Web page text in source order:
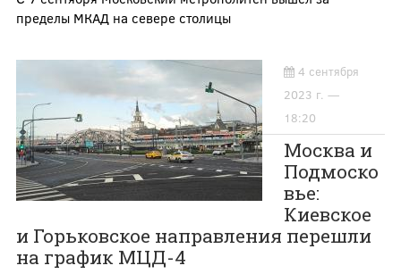
пределы МКАД на севере столицы
4 сентября
2023 г. —
18:20
Москва и
Подмоско
вье:
Киевское
и Горьковское направления перешли
на график МЦД-4